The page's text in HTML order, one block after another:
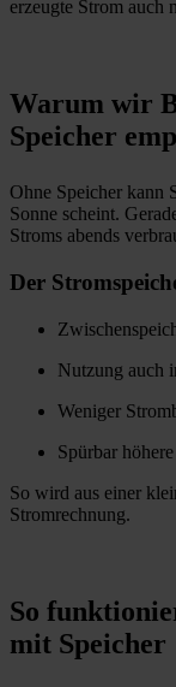
erzeugte Strom auch
Warum wir
Speicher
Ohne Speicher kann
Sonne scheint.
Stroms abends
Der
Nutzung auch
Weniger
Spürbar
So wird aus einer
Stromrechnung.
So
mit Speicher